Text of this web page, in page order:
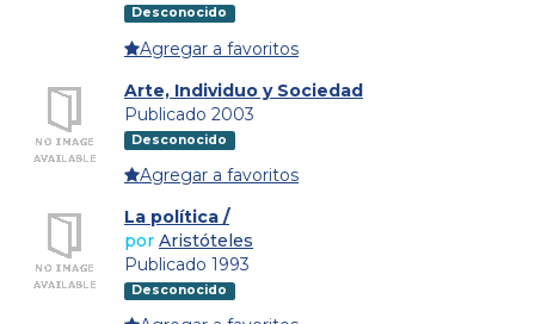
Desconocido
Agregar a favoritos
Arte, Individuo y Sociedad
Publicado 2003
Desconocido
Agregar a favoritos
La política /
por Aristóteles
Publicado 1993
Desconocido